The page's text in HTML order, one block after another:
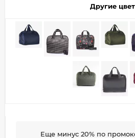
Другие
Еще минус 20% по
списываться с вашей
по25%каждые 2